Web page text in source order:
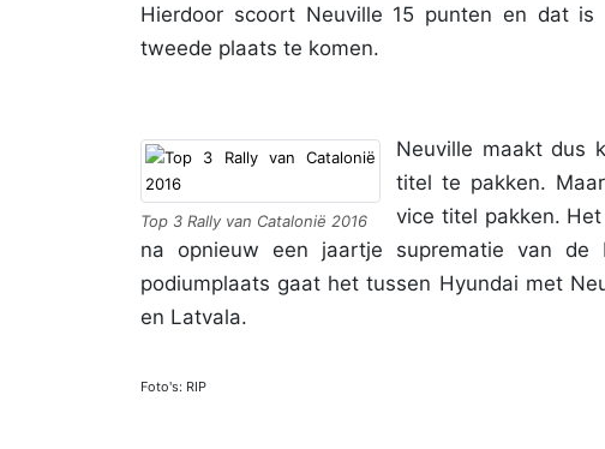
Hierdoor scoort Neuville 15 punten en dat
tweede plaats te komen.
Top 3 Rally van Catalonië 2016
Neuville maakt dus
titel te pakken.
vice titel pakken.
na opnieuw een jaartje suprematie van
podiumplaats gaat het tussen Hyundai met
en Latvala.
Foto's: RIP